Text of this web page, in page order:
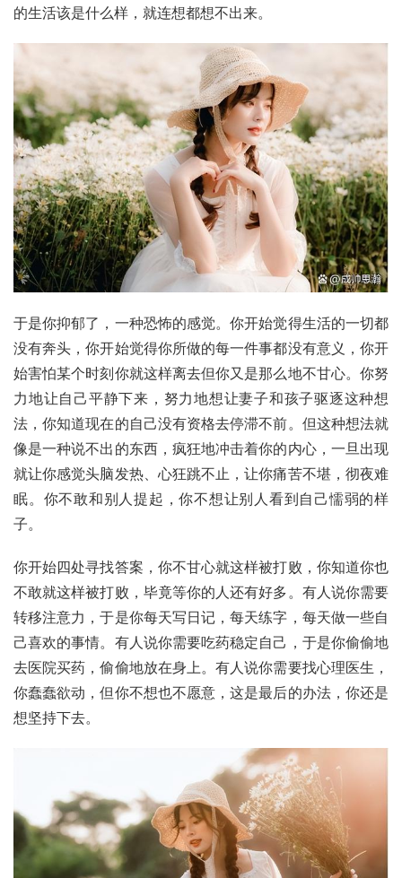
的生活该是什么样，就连想都想不出来。
于是你抑郁了，一种恐怖的感觉。你开始觉得生活的一切都
没有奔头，你开始觉得你所做的每一件事都没有意义，你开
始害怕某个时刻你就这样离去但你又是那么地不甘心。你努
力地让自己平静下来，努力地想让妻子和孩子驱逐这种想
法，你知道现在的自己没有资格去停滞不前。但这种想法就
像是一种说不出的东西，疯狂地冲击着你的内心，一旦出现
就让你感觉头脑发热、心狂跳不止，让你痛苦不堪，彻夜难
眠。你不敢和别人提起，你不想让别人看到自己懦弱的样
子。
你开始四处寻找答案，你不甘心就这样被打败，你知道你也
不敢就这样被打败，毕竟等你的人还有好多。有人说你需要
转移注意力，于是你每天写日记，每天练字，每天做一些自
己喜欢的事情。有人说你需要吃药稳定自己，于是你偷偷地
去医院买药，偷偷地放在身上。有人说你需要找心理医生，
你蠢蠢欲动，但你不想也不愿意，这是最后的办法，你还是
想坚持下去。